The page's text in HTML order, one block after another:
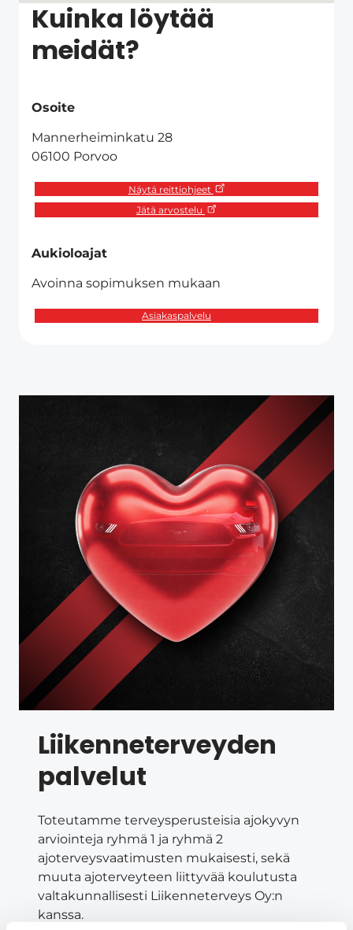
Kuinka löytää
meidät?
Osoite
Mannerheiminkatu 28
06100 Porvoo
Näytä reittiohjeet
Jätä arvostelu
Aukioloajat
Avoinna sopimuksen mukaan
Asiakaspalvelu
Liikenneterveyden
palvelut
Toteutamme terveysperusteisia ajokyvyn
arviointeja ryhmä 1 ja ryhmä 2
ajoterveysvaatimusten mukaisesti, sekä
muuta ajoterveyteen liittyvää koulutusta
valtakunnallisesti Liikenneterveys Oy:n
kanssa.